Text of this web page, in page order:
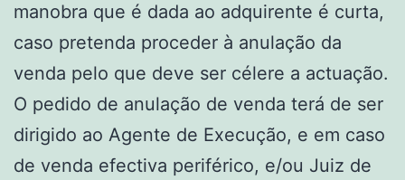
manobra que é dada ao adquirente é curta,
caso pretenda proceder à anulação da
venda pelo que deve ser célere a actuação.
O pedido de anulação de venda terá de ser
dirigido ao Agente de Execução, e em caso
de venda efectiva periférico, e/ou Juiz de